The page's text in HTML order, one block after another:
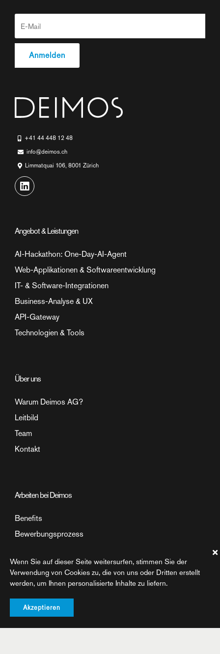
+41 44 448 12 48
info@deimos.ch
Limmatquai 106, 8001 Zürich
Angebot & Leistungen
AI-Hackathon: One-Day-AI-Agent
Web-Applikationen & Softwareentwicklung
IT- & Software-Integrationen
Business-Analyse & UX
API-Gateway
Technologien & Tools
Über uns
Warum Deimos AG?
Leitbild
Team
Kontakt
Arbeiten bei Deimos
Benefits
Bewerbungsprozess
Einblick in den Arbeitsalltag
©2026 Deimos AG. All rights reserved
Wenn Sie auf dieser Seite weitersurfen, stimmen Sie der
Verwendung von Cookies zu, die von uns oder Dritten erstellt
werden, um Ihnen personalisierte Inhalte zu liefern.
Akzeptieren